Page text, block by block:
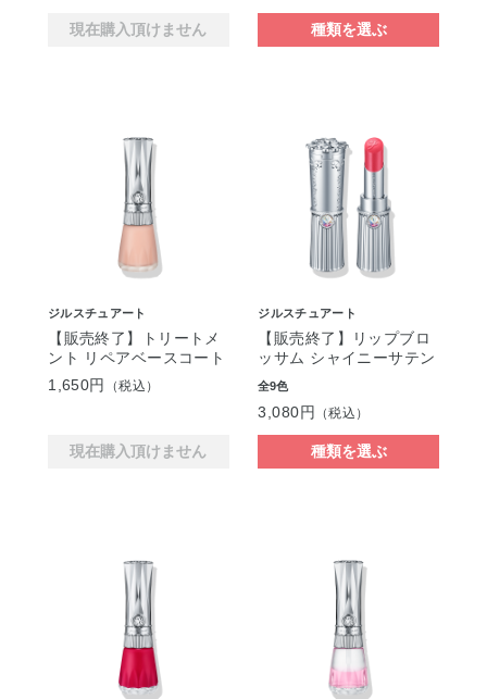
現在購入頂けません 種類を選ぶ
ジルスチュアート
【販売終了】トリートメ
ント リペアベースコート
1,650円
（税込）
現在購入頂けません
ジルスチュアート
【販売終了】リップブロ
ッサム シャイニーサテン
全9色
3,080円 （税込）
種類を選ぶ